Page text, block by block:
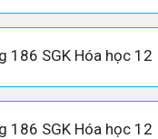
186 SGK Hóa học 12
186 SGK Hóa học 12